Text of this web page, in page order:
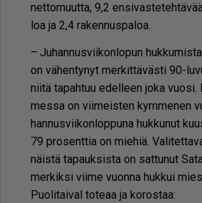
net­to­muut­ta, 9,2
loa ja 2,4 ra­ken­nus­pa­loa.
– Ju­han­nus­vii­kon­lo­pun
on vä­hen­ty­nyt mer­kit­tä­väs­ti 90-
nii­tä ta­pah­tuu edel­leen joka
mes­sa on vii­meis­ten kym­me­nen
han­nus­vii­kon­lop­pu­na huk­ku­nut
79 pro­sent­tia on mie­hiä.
näis­tä ta­pauk­sis­ta on sat­tu­nut
mer­kik­si vii­me vuon­na huk­kui
Puo­li­tai­val to­te­aa ja ko­ros­taa: